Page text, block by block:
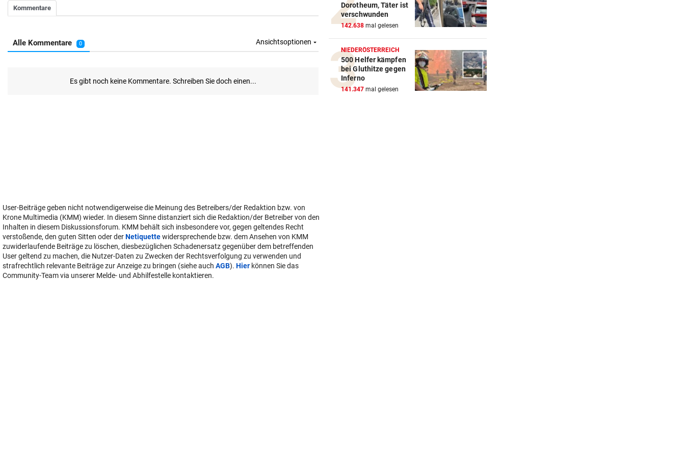
User-Beiträge geben nicht notwendigerweise die Meinung des Betreibers/der Redaktion bzw. von
Krone Multimedia (KMM) wieder. In diesem Sinne distanziert sich die Redaktion/der Betreiber von den
Inhalten in diesem Diskussionsforum. KMM behält sich insbesondere vor, gegen geltendes Recht
verstoßende, den guten Sitten oder derNetiquettewidersprechende bzw. dem Ansehen von KMM
zuwiderlaufende Beiträge zu löschen, diesbezüglichen Schadenersatz gegenüber dem betreffenden
User geltend zu machen, die Nutzer-Daten zu Zwecken der Rechtsverfolgung zu verwenden und
strafrechtlich relevante Beiträge zur Anzeige zu bringen (siehe auch AGB). Hier können Sie das
Community-Team via unserer Melde- und Abhilfestelle kontaktieren.
Nach Morddrohung: WEGA
stürmte Wohnung in Liesing
„STOPPLICHT“-KOLUMNE
Wie Schoitl und Gneisser im
„Kaisermühlen Blues“
SHOWDOWN IM ORF 11:45
Dorotheum, Täter ist
verschwunden
142.638 mal gelesen
NIEDERÖSTERREICH
500 Helfer kämpfen
bei Gluthitze gegen
Inferno
141.347 mal gelesen